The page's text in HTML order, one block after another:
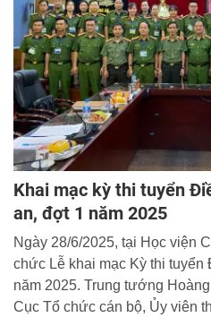
Khai mạc kỳ thi tuyển
an, đợt 1 năm 2025
Ngày 28/6/2025, tại Học viện
chức Lễ khai mạc Kỳ thi
năm 2025. Trung tướng
Cục Tổ chức cán bộ, Ủy viên